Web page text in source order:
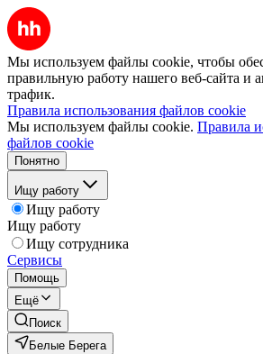
Мы используем файлы cookie, чтобы
правильную работу нашего веб-сайта и
трафик.
Правила использования файлов cookie
Мы используем файлы cookie. Правила
файлов cookie
Понятно
Ищу работу
Ищу работу
Ищу работу
Ищу сотрудника
Сервисы
Помощь
Ещё
Поиск
Белые Берега